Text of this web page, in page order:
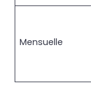
Mensuelle